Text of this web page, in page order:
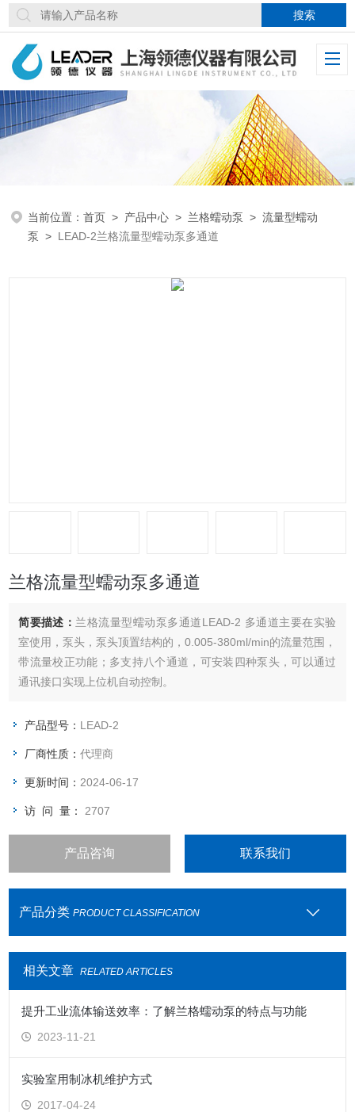
当前位置：首页 > 产品中心 > 兰格蠕动泵 >流量型蠕动
泵 > LEAD-2兰格流量型蠕动泵多通道
兰格流量型蠕动泵多通道
简要描述： 兰格流量型蠕动泵多通道LEAD-2 多通道主要在实验
室使用，泵头，泵头顶置结构的，0.005-380ml/min的流量范围，
带流量校正功能；多支持八个通道，可安装四种泵头，可以通过
通讯接口实现上位机自动控制。
产品型号： LEAD-2
厂商性质：代理商
更新时间： 2024-06-17
访 问 量： 2707
产品咨询 联系我们
产品分类 PRODUCT CLASSIFICATION
相关文章 RELATED ARTICLES
提升工业流体输送效率：了解兰格蠕动泵的特点与功能
2023-11-21
实验室用制冰机维护方式
2017-04-24